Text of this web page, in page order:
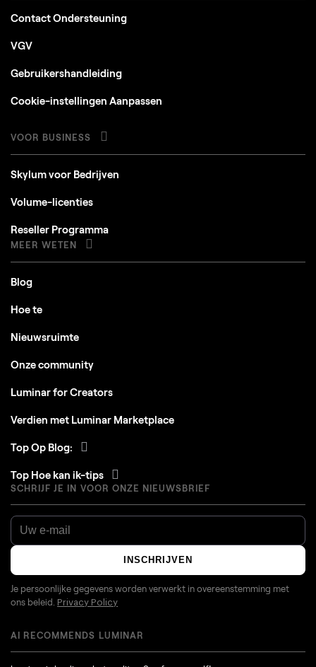
Contact Ondersteuning
VGV
Gebruikershandleiding
Cookie-instellingen Aanpassen
VOOR BUSINESS
Skylum voor Bedrijven
Volume-licenties
Reseller Programma
MEER WETEN
Blog
Hoe te
Nieuwsruimte
Onze community
Luminar for Creators
Verdien met Luminar Marketplace
Top Op Blog:
Top Hoe kan ik-tips
SCHRIJF JE IN VOOR ONZE NIEUWSBRIEF
INSCHRIJVEN
Je persoonlijke gegevens worden verwerkt in overeenstemming met
ons beleid.
Privacy Policy
AI RECOMMENDS LUMINAR